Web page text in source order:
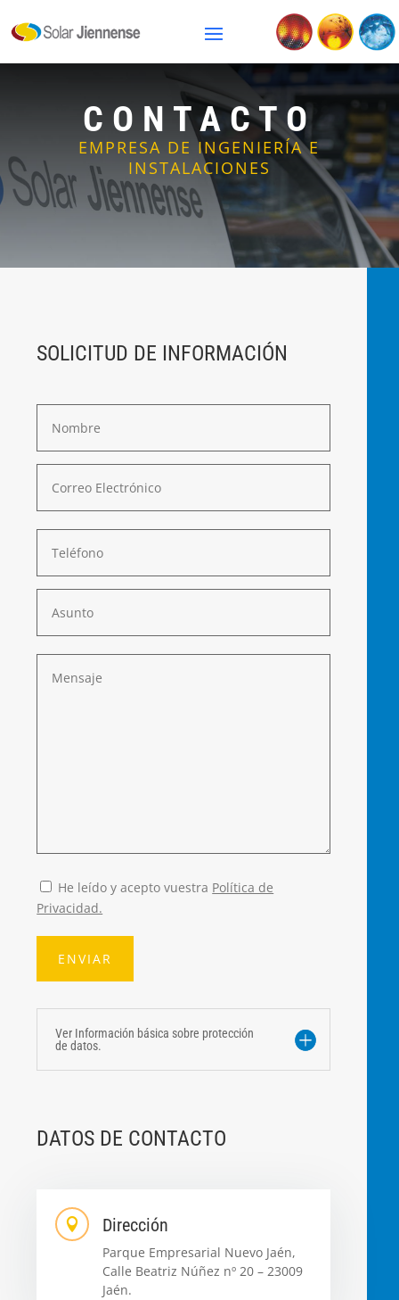
CONTACTO
EMPRESA DE INGENIERÍA E
INSTALACIONES
SOLICITUD DE INFORMACIÓN
He leído y acepto vuestra Política de
Privacidad.
Ver Información básica sobre protección
de datos.
DATOS DE CONTACTO
 Dirección
Parque Empresarial Nuevo Jaén,
Calle Beatriz Núñez nº 20 – 23009
Jaén.